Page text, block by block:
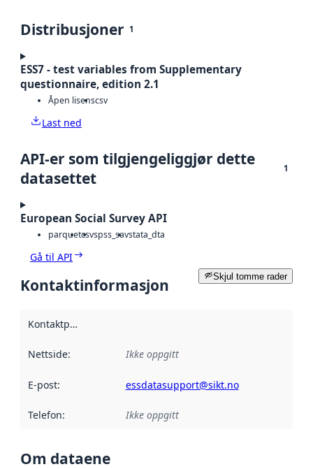
Distribusjoner 1
ESS7 - test variables from Supplementary
questionnaire, edition 2.1
Åpen lisenscsv
Last ned
API-er som tilgjengeliggjør dette
datasettet
1
European Social Survey API
parquetcsvspss_savstata_dta
Gå til API
Skjul tomme rader
Kontaktinformasjon
Kontaktpunkt
Nettside: Ikke oppgitt
E-post: essdatasupport@sikt.no
Telefon: Ikke oppgitt
Om dataene